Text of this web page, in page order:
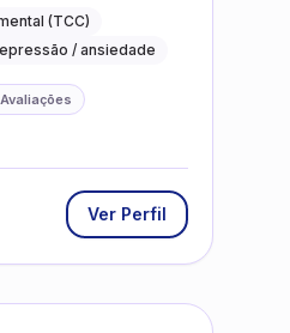
do dia a
(TCC)
/ ansiedade
Avaliações
Ver Perfil